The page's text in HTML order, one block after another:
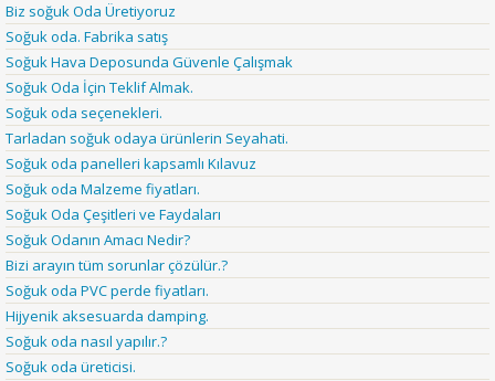
Biz soğuk Oda Üretiyoruz
Soğuk oda. Fabrika satış
Soğuk Hava Deposunda Güvenle Çalışmak
Soğuk Oda İçin Teklif Almak.
Soğuk oda seçenekleri.
Tarladan soğuk odaya ürünlerin Seyahati.
Soğuk oda panelleri kapsamlı Kılavuz
Soğuk oda Malzeme fiyatları.
Soğuk Oda Çeşitleri ve Faydaları
Soğuk Odanın Amacı Nedir?
Bizi arayın tüm sorunlar çözülür.?
Soğuk oda PVC perde fiyatları.
Hijyenik aksesuarda damping.
Soğuk oda nasıl yapılır.?
Soğuk oda üreticisi.